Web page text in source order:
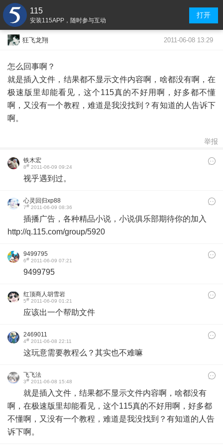
115
安装115APP，随时参与互动
打开
狂飞龙翔 2011-06-08 13:29
怎么回事啊？
就是插入文件，结果都不显示文件内容啊，啥都没有啊，在
极速版里却能看见，这个115真的不好用啊，好多都不懂
啊，又没有一个教程，难道是我没找到？有知道的人告诉下
啊。
举报
铁木宏
8# 2011-06-09 09:24
视乎遇到过。
心灵回归xp88
7# 2011-06-09 08:36
插播广告，各种精品小说，小说俱乐部期待你的加入
http://q.115.com/group/5920
9499795
6# 2011-06-09 07:21
9499795
红顶商人胡雪岩
5# 2011-06-09 01:21
应该出一个帮助文件
2469011
4# 2011-06-08 22:11
这玩意需要教程么？其实也不难嘛
飞飞法
3# 2011-06-08 15:48
就是插入文件，结果都不显示文件内容啊，啥都没有
啊，在极速版里却能看见，这个115真的不好用啊，好多都
不懂啊，又没有一个教程，难道是我没找到？有知道的人告
诉下啊。